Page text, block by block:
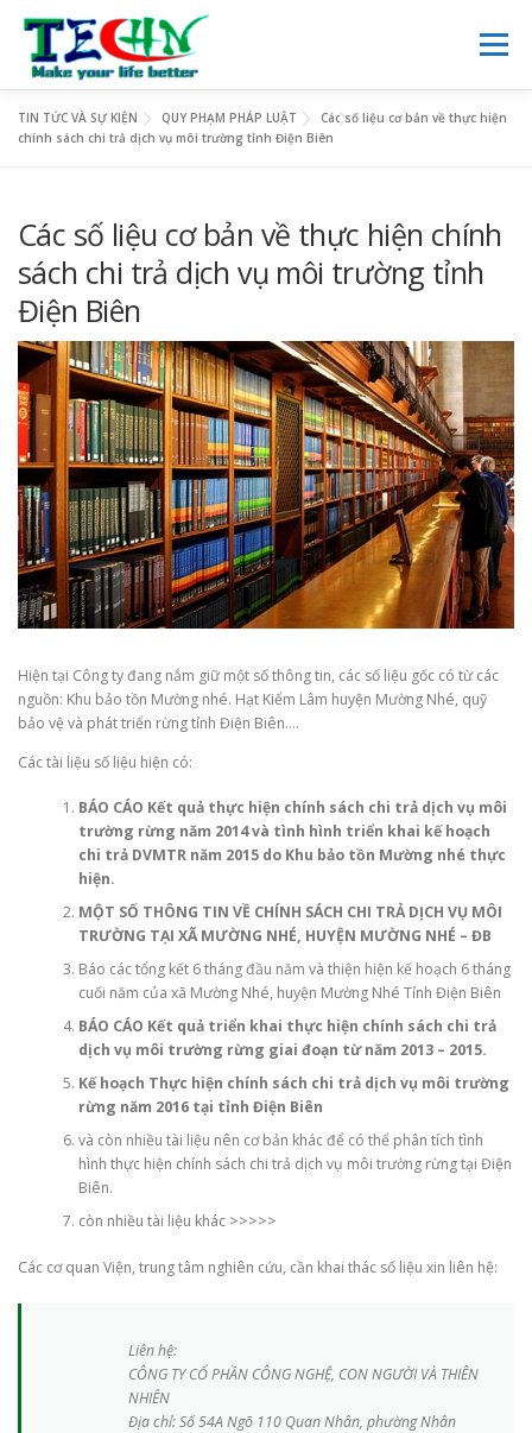
content
Menu
TRANG CHỦ GIỚI THIỆU DỊCH VỤ
KINH DOANH TIN TỨC THƯ VIỆN SỐ LIÊN HỆ
TIN TỨC VÀ SỰ KIỆN QUY PHẠM PHÁP LUẬT
Các số liệu cơ bản về thực hiện
chính sách chi trả dịch vụ môi trường tỉnh Điện Biên
Các số liệu cơ bản về thực hiện chính
sách chi trả dịch vụ môi trường tỉnh
Điện Biên
Hiện tại Công ty đang nắm giữ một số thông tin, các số liệu gốc có từ các
nguồn: Khu bảo tồn Mường nhé. Hạt Kiểm Lâm huyện Mường Nhé, quỹ
bảo vệ và phát triển rừng tỉnh Điện Biên….
Các tài liệu số liệu hiện có:
BÁO CÁO Kết quả thực hiện chính sách chi trả dịch vụ môi
trường rừng năm 2014và tình hình triển khai kế hoạch
chi trả DVMTR năm 2015 do Khu bảo tồn Mường nhé thực
hiện.
MỘT SỐ THÔNG TIN VỀ CHÍNH SÁCH CHI TRẢ DỊCH VỤ MÔI
TRƯỜNG TẠI XÃ MƯỜNG NHÉ, HUYỆN MƯỜNG NHÉ – ĐB
Báo các tổng kết 6 tháng đầu năm và thiện hiện kế hoạch 6 tháng
cuối năm của xã Mường Nhé, huyện Mường Nhé Tỉnh Điện Biên
BÁO CÁO Kết quả triển khai thực hiện chính sách chi trả
dịch vụ môi trường rừng giai đoạn từ năm 2013 – 2015.
Kế hoạch Thực hiện chính sách chi trả dịch vụ môi trường
rừng năm 2016 tại tỉnh Điện Biên
và còn nhiều tài liệu nên cơ bản khác để có thể phân tích tình
hình thực hiện chính sách chi trả dịch vụ môi trường rừng tại Điện
Biên.
còn nhiều tài liệu khác >>>>>
Các cơ quan Viện, trung tâm nghiên cứu, cần khai thác số liệu xin liên hệ:
Liên hệ:
CÔNG TY CỔ PHẦN CÔNG NGHỆ, CON NGƯỜI VÀ THIÊN
NHIÊN
Địa chỉ: Số 54A Ngõ 110 Quan Nhân, phường Nhân